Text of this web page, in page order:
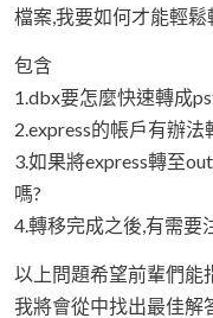
檔案,我要如何才能輕
包含
1.dbx要怎麼快速轉成
2.express的帳戶有辦
3.如果將express轉至
嗎?
4.轉移完成之後,有需要
以上問題希望前輩們能
我將會從中找出最佳解